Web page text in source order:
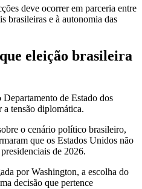
deve ocorrer em parceria entre
brasileiras e à autonomia das
eleição brasileira
de Estado dos
tensão diplomática.
o cenário político brasileiro,
que os Estados Unidos não
de 2026.
por Washington, a escolha do
decisão que pertence